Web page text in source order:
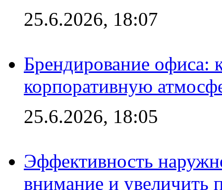
25.6.2026, 18:07
Брендирование офиса:
корпоративную
25.6.2026, 18:05
Эффективность
внимание и увеличить